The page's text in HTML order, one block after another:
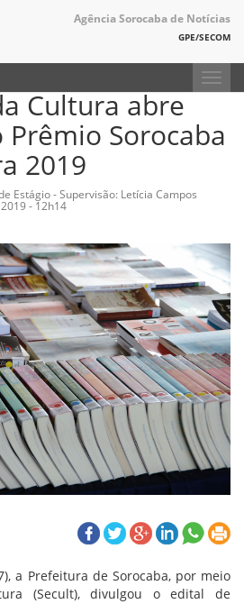
Agência Sorocaba de Notícias
GPE/SECOM
Cultura abre
Prêmio Sorocaba
2019
Estágio - Supervisão: Letícia Campos
- 12h14
a Prefeitura de Sorocaba, por meio
(Secult), divulgou o edital de